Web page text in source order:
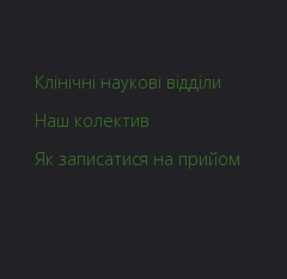
Клінічні наукові відділи
Наш колектив
Як записатися на прийом